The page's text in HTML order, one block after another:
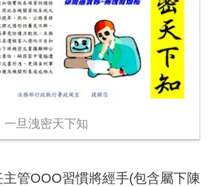
旦洩密天下知
主管OOO習慣將經手(包含屬下陳